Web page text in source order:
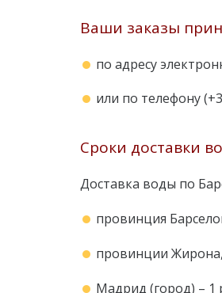
Ваши заказы
по адресу
или по телефону
Сроки доставки
Доставка воды по
провинция
провинции
Мадрид (город) – 1